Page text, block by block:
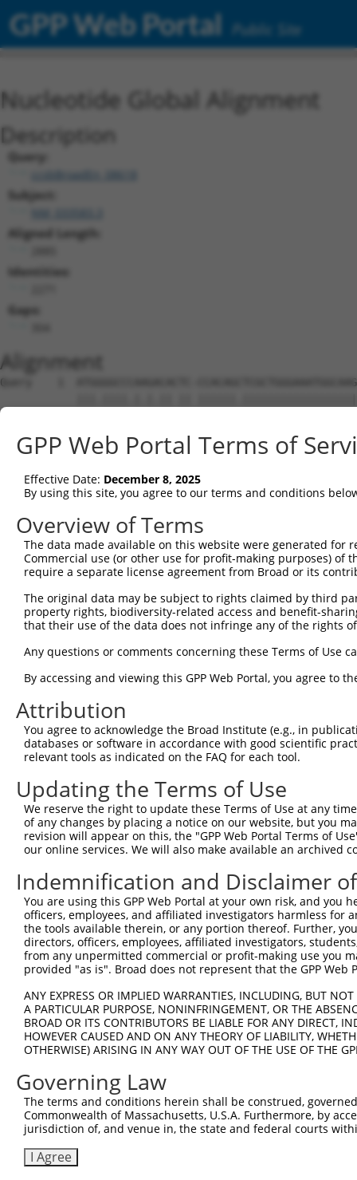
GPP Web Portal Public Site
Nucleotide Global Alignment
Description
Query:
ccsbBroadEn_08618
Subject:
Aligned Length:
Identities:
Gaps:
Alignment
Query    1  ATGGGGCCCAAGACACTC-CCACAGCTCGCTGGGAAATGGCAAGTGCTGTGCATGTTGTCCTTGTGCTGCTGGG  73
            |||.||||.|.|.|| || ||||||.|||||||||||||||||||||||||.||||||||||||||||||||.|
Sbjct    1  ATGAGGCCTATGGCA-TCACCACAGGTCGCTGGGAAATGGCAAGTGCTGTGTATGTTGTCCTTGTGCTGCTGTG  73

Query   74  GCTGGGTGTCTGGGCAGCTTCGTTACTCAGTGGTGGAGGAGTCTGAGCCGGGGACGCTGGTGGGGAATGTTGCT  147
            ||||||||||||||||||||||.||.|||||||||||||||||||||||||||||..||||||||||.||||||
Sbjct   74  GCTGGGTGTCTGGGCAGCTTCGGTATTCAGTGGTGGAGGAGTCTGAGCCGGGGACTTTGGTGGGGAACGTTGCT  147

Query  148  CAGGATCTGGGCTTAAAGATGACAGATCTGTTGAGCCGGCGGCTGCAACTGGGCTCTGAGGAGAATGGGCGCTA  221
            ||.|||||||||||||||..|||||||||.||||||||..|||||..|.|||||||||||||||||||||||||
Sbjct  148  CAAGATCTGGGCTTAAAGGGGACAGATCTATTGAGCCGCAGGCTGAGATTGGGCTCTGAGGAGAATGGGCGCTA  221

Query  222  TTTTTCCCTGAGCTTGATGAGTGGTGCCCTGGCAGTGAATCAAAAGATTGACCGAGAAAGCCTATGTGGAGCCA  295
            ||||||||||||.|||.||||.||.||..|||||||||.|||.||.|||||||||||.|||||.||.|||||||
Sbjct  222  TTTTTCCCTGAGTTTGGTGAGCGGAGCTTTGGCAGTGAGTCAGAAAATTGACCGAGAGAGCCTGTGCGGAGCCA  295

Query  296  GCACCAGCTGCCTGCTGCCAGTGCAGGTGGTGACTGAACACCCCCTGGAGCTAATCCGTGTAGAGGTAGAGATC  369
            ||||.||||||||||||||.||.||||||||.|||||||||||.||||||||.|.|||.|||||||||||||||
Sbjct  296  GCACTAGCTGCCTGCTGCCTGTACAGGTGGTAACTGAACACCCACTGGAGCTCACCCGGGTAGAGGTAGAGATC  369

Query  370  CTGGATCTCAATGACAACTCTCCTAGCTTTGCCACCCCTGAGCGAGAGATGCGCATCTCAGAATCAGCAGCATC  443
            |||||.|||||||||||||||||.|||||||||||.|||||.|||||||||||||||||.||||||||.|||.|
Sbjct  370  CTGGACCTCAATGACAACTCTCCCAGCTTTGCCACTCCTGATCGAGAGATGCGCATCTCGGAATCAGCTGCACC  443

Query  444  TGGGGCACGATTCCCACTGGACAGTGCCCAGGATCCGGATGTGGGCACCAATACTGTGAGCTTTTACACTCTAA  517
            |||.||..|.|||||||||||.||||||||.||.||.|||||||||||||||||||||||||||||.|||||.|
Sbjct  444  TGGAGCCAGGTTCCCACTGGATAGTGCCCAAGACCCAGATGTGGGCACCAATACTGTGAGCTTTTATACTCTCA  517

Query  518  GCCCCAACAGCCACTTCTCTCTGAATGTGAAGACCCTAAAAGATGGGAAGCCATTCCCAGAGCTGGTGCTAGAG  591
            |||||||||||||||||||||||.||||||||||||||||||||||.||||..|||||||||||.|||||||||
Sbjct  518  GCCCCAACAGCCACTTCTCTCTGCATGTGAAGACCCTAAAAGATGGAAAGCTCTTCCCAGAGCTAGTGCTAGAG  591

Query  592  CAGCAGCTGGATCGTGAAGCCCAGGCAAGACATCAGCTGGTGCTTACTGCTGTGGATGGGGGGACCCCAGCCCG  665
            ||.|||||.||.|||||..|||||||||||||||||||.||.||.|||||.|||||||||||.|||||||||||
Sbjct  592  CAACAGCTAGACCGTGAGACCCAGGCAAGACATCAGCTAGTACTCACTGCCGTGGATGGGGGAACCCCAGCCCG  665

Query  666  CTCAGGGACCACCCTTATCTCTGTCATCGTGCTGGACATCAATGATAATGCTCCAACCTTCCAATCCTCAGTTC  739
            |||||||||||.|||||||||.|||||.|||||||||.|||||||||||||.|||||||||||.|||||.||||
Sbjct  666  CTCAGGGACCAGCCTTATCTCGGTCATTGTGCTGGACGTCAATGATAATGCCCCAACCTTCCAGTCCTCGGTTC  739

Query  740  TACGTGTGGGAATCCCAGAGAATGCACCCATTGGTACTCTGCTGCTCCGCCTCAATGCCACTGATCCAGACGAG  813
            |||||||||||.||||||||||..|||||...|||||.|||||||||||.||||||||||||||||||||||||
Sbjct  740  TACGTGTGGGACTCCCAGAGAACACACCCCCGGGTACACTGCTGCTCCGTCTCAATGCCACTGATCCAGACGAG  813

Query  814  GGCACCAACGGCCAACTAGACTATTCTTTTGGAGACCACACATCTGAGGCAGTGCGGAACCTCTTTGGCCTAGA  887
            ||||||||.||||||||||||||.||||||||||||||.||||||||..|||||..|||.|||||||||||.||
Sbjct  814  GGCACCAATGGCCAACTAGACTACTCTTTTGGAGACCATACATCTGAAACAGTGAAGAATCTCTTTGGCCTGGA  887

Query  888  CCCTAGCAGTGGGGCAATCCATGTGTTGGGTCCCATAGACTTTGAGGAGTCACGTTTCTATGAAATTCATGCAA  961
            .|||||||||||.||||||||||||||||||||..||||.||||||||.|||..||||||||||||||||||||
Sbjct  888  TCCTAGCAGTGGAGCAATCCATGTGTTGGGTCCAGTAGATTTTGAGGAATCAAATTTCTATGAAATTCATGCAA  961

Query  962  GAGCCCGTGACCAGGGACAGCCTGCCATGGAGGGCCACTGTGTGATTCAAGTGGATGTGGGGGATGTCAATGAC  1035
            ||||.||.||||||||||||||.||||||||||||||||||||.||||||||.|||||.|||||||..||.|||
Sbjct  962  GAGCTCGAGACCAGGGACAGCCAGCCATGGAGGGCCACTGTGTAATTCAAGTAGATGTAGGGGATGCTAACGAC  1035

Query 1036  AATGCCCCAGAGGTGCTATTGGCCTCTTTGGCCAACCCTGTCCTAGAGAGCACACCAGTGGGCACAGTAGTGGG  1109
            ||..||||.||.|||||..||||.|||||||.|||||||||.||||||||||||||.||.|||||.||.|||||
Sbjct 1036  AACCCCCCTGAAGTGCTGCTGGCATCTTTGGTCAACCCTGTGCTAGAGAGCACACCCGTAGGCACGGTTGTGGG  1109

Query 1110  GTTGTTTAATGTGCGAGACCGGGACTCAGGTAGAAATGGTGAAGTGAGCCTTGATATCTCTCCGGACCTGCCAT  1183
            |||||||||||||||.|||||.||||||||||||||||||||.||||||||..|.|..|||||..|||||||||
Sbjct 1110  GTTGTTTAATGTGCGGGACCGAGACTCAGGTAGAAATGGTGAGGTGAGCCTGAAGACATCTCCAAACCTGCCAT  1183

Query 1184  TTCAGATTAAGCCTTCTGAGAACCACTACTCGCTGCTAACCAGCCAGCCTTTGGACCGGGAGGCCACATCCCAC  1257
            |||||||.|||||||||||||||||||||||.|||||.||||||||||||.|||||||.||||||||||||||.
Sbjct 1184  TTCAGATCAAGCCTTCTGAGAACCACTACTCACTGCTCACCAGCCAGCCTCTGGACCGAGAGGCCACATCCCAT  1257

Query 1258  TATATCATCGAGCTGCTGGCCAGCGATGCTGGTTCACCTTCCCTACACAAACATCTCACCATCAGGCTCAACAT  1331
            ||||.||||||||||||||||||.||||||||.|||||..|||||||.|..|||||||||.|||||||.|||||
Sbjct 1258  TATACCATCGAGCTGCTGGCCAGTGATGCTGGATCACCCCCCCTACATACCCATCTCACCCTCAGGCTGAACAT  1331

Query 1332  TTCAGATGTCAATGACAATGCACCCCGCTTCAACCAGCAGCTTTACACTGCTTACATCCTAGAAAACCGGCCTC  1405
            ||||||.||.|||||.||.|||||||..||||.|||.|||||.|||||||||||.||||.|||||||||.||.|
Sbjct 1332  TTCAGACGTTAATGATAACGCACCCCATTTCACCCAACAGCTCTACACTGCTTATATCCCAGAAAACCGCCCAC  1405

Query 1406  CGGGCTCCCTTCTTTGCACTGTGGCTGCCTCAGATCCAGACACTGGGGATAATGCCCGCCTCACCTACTCCATT  1479
            |.|||||.||.||.||.||||||||||||||.|||||||||...|||||||||||||||||||||||.||.|||
Sbjct 1406  CAGGCTCTCTCCTCTGTACTGTGGCTGCCTCTGATCCAGACGAGGGGGATAATGCCCGCCTCACCTATTCTATT  1479

Query 1480  GTAGGAAATCAGGTTCAGGGAGCCCCAGCCTCCTCCTTTGTGTATGTCAACCCAGAGGATGGACGGATCTTTGC  1553
            ||.||.|.|||..|.||||||||||||||||||||||||||||||||||||||.|||||||||||.||||||||
Sbjct 1480  GTGGGGAGTCAAATCCAGGGAGCCCCAGCCTCCTCCTTTGTGTATGTCAACCCCGAGGATGGACGAATCTTTGC  1553

Query 1554  CCAGCGTACCTTTGACTATGAATTGCTGCAGATGCTGCAGATTGTGGTGGGGGTTCGAGACTCCGGCTCTCCCC  1627
            ||||||.||||||||||||||.||.||||||||||||||.||.|||||||||||.||.||.|||||||||||||
Sbjct 1554  CCAGCGGACCTTTGACTATGAGTTACTGCAGATGCTGCAAATCGTGGTGGGGGTCCGTGATTCCGGCTCTCCCC  1627

Query 1628
GPP Web Portal Terms of
Effective Date: December 8, 2025
By using this site, you agree to our terms and conditions
Overview of Terms
The data made available on this website were generated
Commercial use (or other use for profit-making purposes) of
require a separate license agreement from Broad or its
The original data may be subject to rights claimed by third
property rights, biodiversity-related access and benefit-
that their use of the data does not infringe any of the rights
Any questions or comments concerning these Terms of Use
By accessing and viewing this GPP Web Portal, you agree to
Attribution
You agree to acknowledge the Broad Institute (e.g., in
databases or software in accordance with good scientific
relevant tools as indicated on the FAQ for each tool.
Updating the Terms of Use
We reserve the right to update these Terms of Use at any
of any changes by placing a notice on our website, but you
revision will appear on this, the "GPP Web Portal Terms of
our online services. We will also make available an archived
Indemnification and Disclaimer
You are using this GPP Web Portal at your own risk, and
officers, employees, and affiliated investigators harmless for
the tools available therein, or any portion thereof. Further,
directors, officers, employees, affiliated investigators,
from any unpermitted commercial or profit-making use you
provided "as is". Broad does not represent that the GPP
ANY EXPRESS OR IMPLIED WARRANTIES, INCLUDING, BUT
A PARTICULAR PURPOSE, NONINFRINGEMENT, OR THE
BROAD OR ITS CONTRIBUTORS BE LIABLE FOR ANY DIRECT,
HOWEVER CAUSED AND ON ANY THEORY OF LIABILITY,
OTHERWISE) ARISING IN ANY WAY OUT OF THE USE OF THE
Governing Law
The terms and conditions herein shall be construed,
Commonwealth of Massachusetts, U.S.A. Furthermore, by
jurisdiction of, and venue in, the state and federal courts
I Agree